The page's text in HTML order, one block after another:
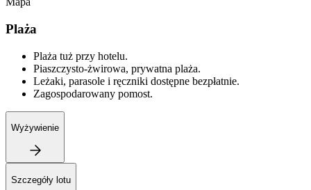
Plaża
Plaża tuż przy hotelu.
Piaszczysto-żwirowa, prywatna plaża.
Leżaki, parasole i ręczniki dostępne bezpłatnie.
Zagospodarowany pomost.
Wyżywienie
Szczegóły lotu